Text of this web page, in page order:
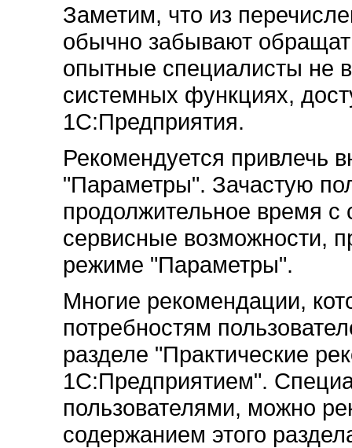
Заметим, что из
обычно забывают
опытные специалисты не
системных функциях,
1С:Предприятия.
Рекомендуется привлечь
"Параметры". Зачастую
продолжительное время с
сервисные возможности,
режиме "Параметры".
Многие рекомендации,
потребностям
разделе "Практические
1С:Предприятием".
пользователями, можно
содержанием этого